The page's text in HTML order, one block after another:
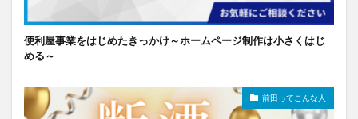
便利屋事業をはじめたきっかけ～ホームページ制作は小さくはじ
める～
前田ってこんな人